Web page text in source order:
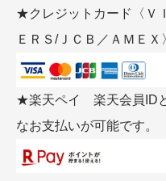
★クレジットカード〈Ｖ
ＥＲＳ/ＪＣＢ／ＡＭＥＸ
★楽天ペイ 楽天会員ID
なお支払いが可能です。